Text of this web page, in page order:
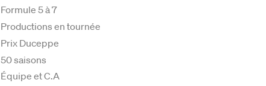
Formule 5 à 7
Productions en tournée
Prix Duceppe
50 saisons
Équipe et C.A